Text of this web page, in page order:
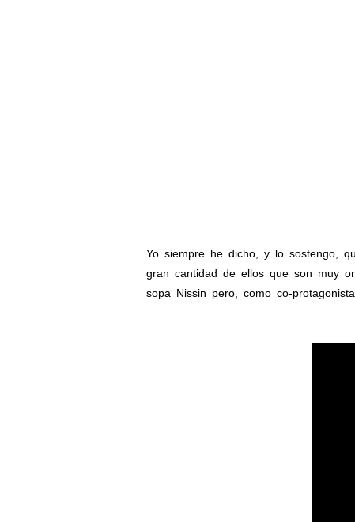
Yo siempre he dicho, y lo sostengo,
gran cantidad de ellos que son muy
sopa Nissin pero, como co-